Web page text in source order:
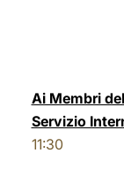
Ai Membri
Servizio
11:30